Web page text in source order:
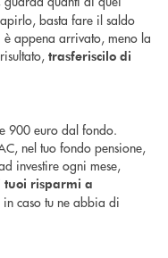
basta fare il saldo
è appena arrivato, meno la
trasferiscilo di
900 euro dal fondo.
nel tuo fondo pensione,
investire ogni mese,
tuoi risparmi a
in caso tu ne abbia di